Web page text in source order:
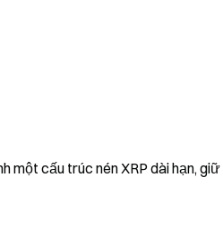
một cấu trúc nén XRP dài hạn,